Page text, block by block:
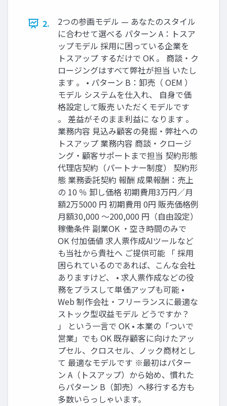
2.
2つの参画モデル — あなたのスタイル
に合わせて選べる パターン A：トスア
ップモデル 採用に困っている企業を
トスアップ するだけで OK 。 商談・ク
ロージングはすべて弊社が担当 いたし
ます 。 • パターン B：卸売（ OEM ）
モデル システムを仕入れ、 自身で価
格設定して販売 いただくモデルです
。 差益がそのまま利益に なります 。
業務内容 見込み顧客の発掘・弊社への
トスアップ 業務内容 商談・クロージ
ング・顧客サポートまで担当 契約形態
代理店契約（パートナー制度） 契約形
態 業務委託契約 報酬 成果報酬：売上
の 10 ％ 卸し価格 初期費用3万円／月
額2万5000 円 初期費用 0円 販売価格例
月額30,000 〜200,000 円（自由設定）
稼働条件 副業OK ・空き時間のみで
OK 付加価値 求人票作成AIツールなど
も当社から貴社へ ご提供可能 「 採用
困られているのであれば、こんな会社
ありますけど、 • 求人票作成などの役
務をプラスして単価アップも可能 •
Web 制作会社・フリーランスに最適な
ストック型収益モデル どうですか？
」 という一言で OK • 本業の「ついで
営業」でも OK 既存顧客に向けたアッ
プセル、クロスセル、ノック商材とし
て 最適なモデルです ※最初はパター
ン A（トスアップ）から始め、慣れた
らパターン B（卸売）へ移行する方も
多数いらっしゃいます。